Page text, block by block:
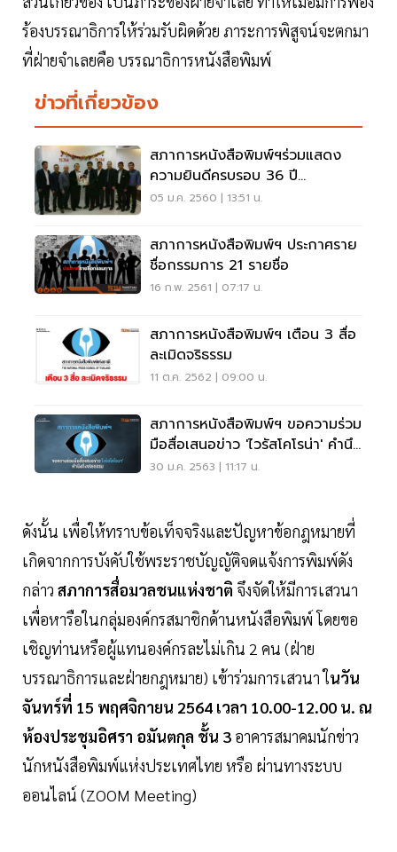
ร้องบรรณาธิการให้ร่วมรับผิดด้วย ภาระการพิสูจน์จะตกมา
ที่ฝ่ายจำเลยคือ บรรณาธิการหนังสือพิมพ์
ข่าวที่เกี่ยวข้อง
สภาการหนังสือพิมพ์ฯร่วมแสดง
ความยินดีครบรอบ 36 ปี
หนังสือพิมพ์ฐานเศรษฐกิจ
05 ม.ค. 2560 | 13:51 น.
สภาการหนังสือพิมพ์ฯ ประกาศราย
ชื่อกรรมการ 21 รายชื่อ
16 ก.พ. 2561 | 07:17 น.
สภาการหนังสือพิมพ์ฯ เตือน 3 สื่อ
ละเมิดจริธรรม
11 ต.ค. 2562 | 09:00 น.
สภาการหนังสือพิมพ์ฯ ขอความร่วม
มือสื่อเสนอข่าว 'ไวรัสโคโรน่า' คำนึง
ถึงจริยธรรม
30 ม.ค. 2563 | 11:17 น.
ดังนั้น เพื่อให้ทราบข้อเท็จจริงและปัญหาข้อกฎหมายที่
เกิดจากการบังคับใช้พระราชบัญญัติจดแจ้งการพิมพ์ดัง
กล่าว สภาการสื่อมวลชนแห่งชาติ จึงจัดให้มีการเสวนา
เพื่อหารือในกลุ่มองค์กรสมาชิกด้านหนังสือพิมพ์ โดยขอ
เชิญท่านหรือผู้แทนองค์กรละไม่เกิน 2 คน (ฝ่าย
บรรณาธิการและฝ่ายกฎหมาย) เข้าร่วมการเสวนา ในวัน
จันทร์ที่ 15 พฤศจิกายน 2564 เวลา 10.00-12.00 น. ณ
ห้องประชุมอิศรา อมันตกุล ชั้น 3 อาคารสมาคมนักข่าว
นักหนังสือพิมพ์แห่งประเทศไทย หรือ ผ่านทางระบบ
ออนไลน์ (ZOOM Meeting)